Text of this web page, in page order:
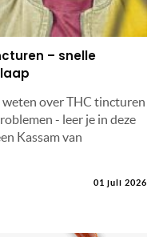
– snelle
over THC tincturen
- leer je in deze
Kassam van
01 juli 2026